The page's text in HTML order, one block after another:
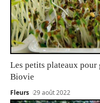
Les petits plateaux pour
Biovie
Fleurs 29 août 2022